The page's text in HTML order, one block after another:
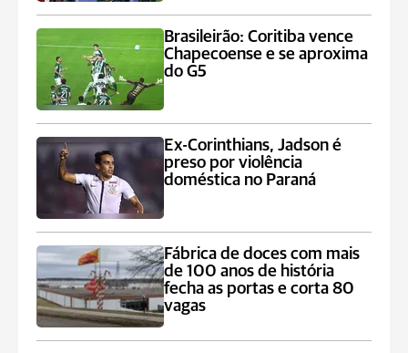
Brasileirão: Coritiba vence
Chapecoense e se aproxima
do G5
Ex-Corinthians, Jadson é
preso por violência
doméstica no Paraná
Fábrica de doces com mais
de 100 anos de história
fecha as portas e corta 80
vagas